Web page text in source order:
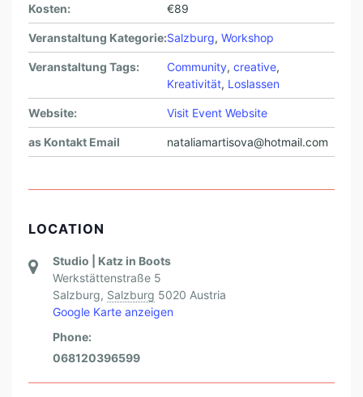
Kosten: €89
Veranstaltung Kategorie:Salzburg, Workshop
Veranstaltung Tags: Community, creative,
Kreativität, Loslassen
Website: Visit Event Website
as Kontakt Email nataliamartisova@hotmail.com
LOCATION
Studio | Katz in Boots
Werkstättenstraße 5
Salzburg, Salzburg 5020 Austria
Google Karte anzeigen
Phone:
068120396599